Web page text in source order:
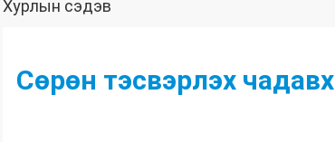
Хурлын сэдэв
Сөрөн тэсвэрлэх чадавх